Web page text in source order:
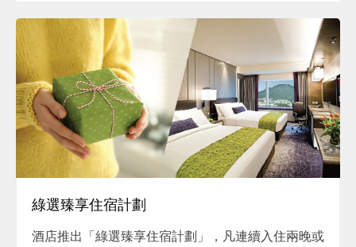
綠選臻享住宿計劃
酒店推出「綠選臻享住宿計劃」，凡連續入住兩晚或